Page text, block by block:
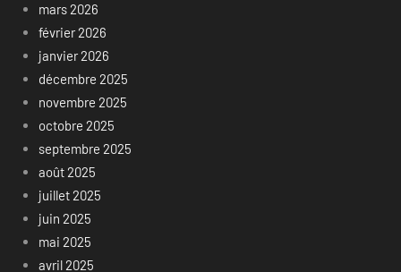
mars 2026
février 2026
janvier 2026
décembre 2025
novembre 2025
octobre 2025
septembre 2025
août 2025
juillet 2025
juin 2025
mai 2025
avril 2025